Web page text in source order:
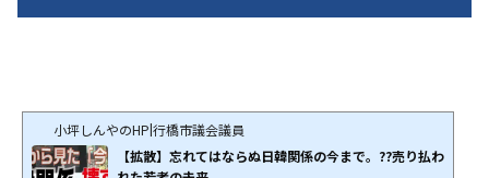
小坪しんやのHP|行橋市議会議員
【拡散】忘れてはならぬ日韓関係の今まで。??売り払わ